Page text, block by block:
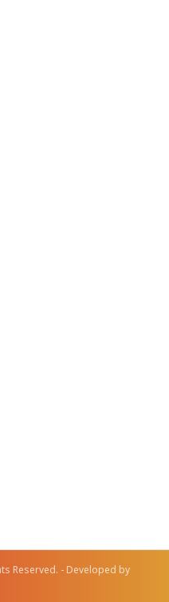
Reserved. - Developed by